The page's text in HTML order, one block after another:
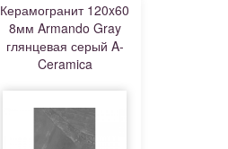
Керамогранит 120x60
8мм Armando Gray
глянцевая серый A-
Ceramica